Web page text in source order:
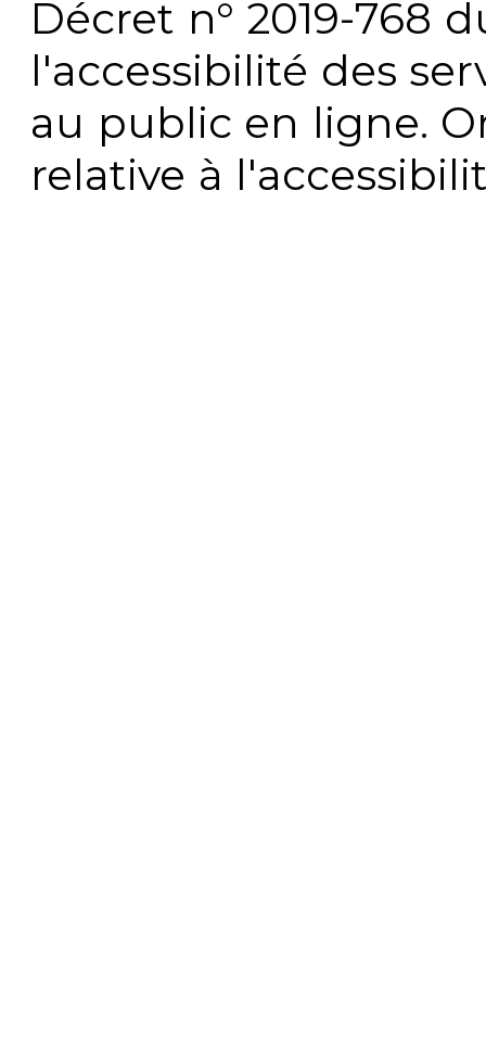
Décret n° 2019-768
l'accessibilité des
au public en ligne.
relative à